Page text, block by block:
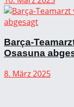
Barça-
Osasuna
8. März 2025